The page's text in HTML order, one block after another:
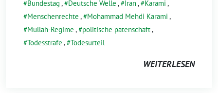
Bundestag , Deutsche Welle , Iran, Karami ,
Menschenrechte , Mohammad Mehdi Karami ,
Mullah-Regime , politische patenschaft,
Todesstrafe , Todesurteil
WEITERLESEN